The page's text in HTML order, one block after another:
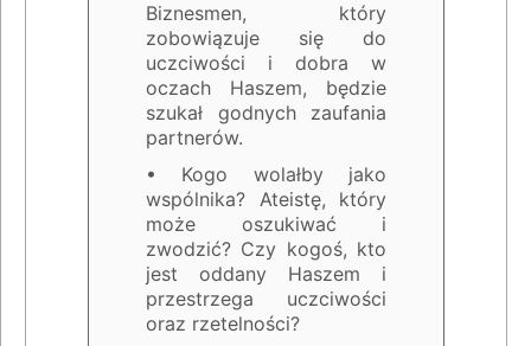
Biznesmen, który
zobowiązuje się do
uczciwości i dobra w
oczach Haszem, będzie
szukał godnych zaufania
partnerów.
• Kogo wolałby jako
wspólnika? Ateistę, który
może oszukiwać i
zwodzić? Czy kogoś, kto
jest oddany Haszem i
przestrzega uczciwości
oraz rzetelności?